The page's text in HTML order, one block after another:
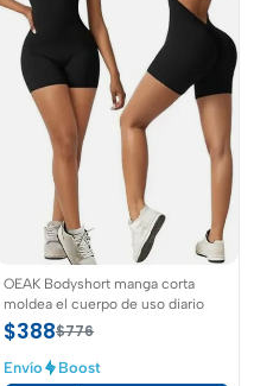
OEAK Bodyshort manga corta
moldea el cuerpo de uso diario
$388$776
Envío Boost